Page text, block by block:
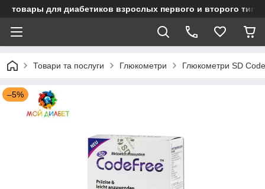
товары для диабетиков взрослых первого и второго типа
Товари та послуги Глюкометри Глюкометри SD
–5%